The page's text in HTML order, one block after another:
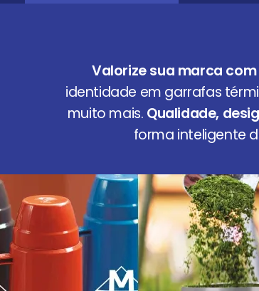
Valorize sua marca
identidade em garrafas
muito mais. Qualidade,
forma inteligente